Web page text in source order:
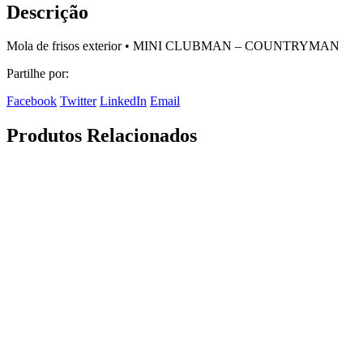
Descrição
Mola de frisos exterior • MINI CLUBMAN – COUNTRYMAN
Partilhe por:
Facebook Twitter LinkedIn Email
Produtos Relacionados